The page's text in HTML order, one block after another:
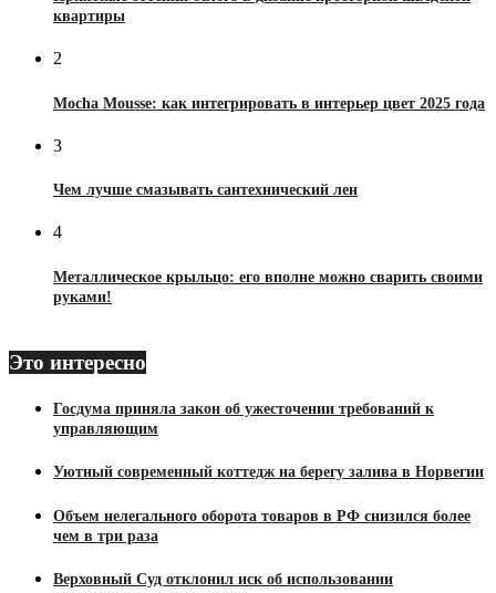
квартиры
2
Mocha Mousse: как интегрировать в интерьер цвет 2025 года
3
Чем лучше смазывать сантехнический лен
4
Металлическое крыльцо: его вполне можно сварить своими
руками!
Это интересно
Госдума приняла закон об ужесточении требований к
управляющим
Уютный современный коттедж на берегу залива в Норвегии
Объем нелегального оборота товаров в РФ снизился более
чем в три раза
Верховный Суд отклонил иск об использовании